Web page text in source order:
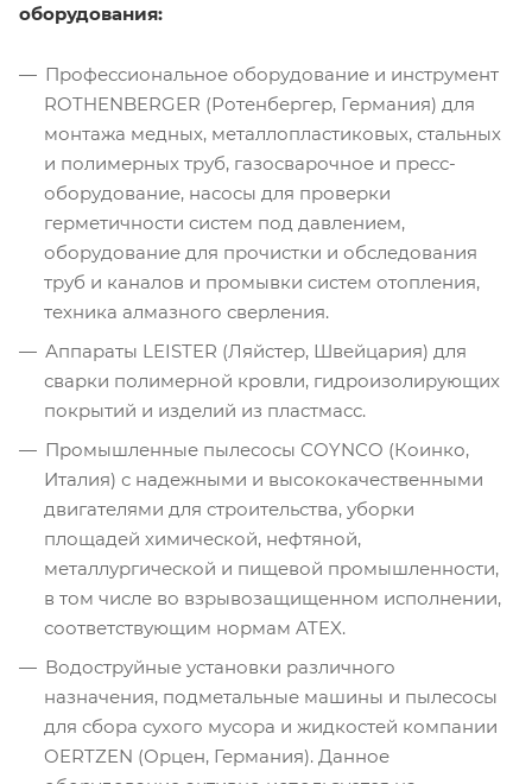
оборудования:
Профессиональное оборудование и инструмент
ROTHENBERGER (Ротенбергер, Германия) для
монтажа медных, металлопластиковых, стальных
и полимерных труб, газосварочное и пресс-
оборудование, насосы для проверки
герметичности систем под давлением,
оборудование для прочистки и обследования
труб и каналов и промывки систем отопления,
техника алмазного сверления.
Аппараты LEISTER (Ляйстер, Швейцария) для
сварки полимерной кровли, гидроизолирующих
покрытий и изделий из пластмасс.
Промышленные пылесосы COYNCO (Коинко,
Италия) с надежными и высококачественными
двигателями для строительства, уборки
площадей химической, нефтяной,
металлургической и пищевой промышленности,
в том числе во взрывозащищенном исполнении,
соответствующим нормам ATEX.
Водоструйные установки различного
назначения, подметальные машины и пылесосы
для сбора сухого мусора и жидкостей компании
OERTZEN (Орцен, Германия). Данное